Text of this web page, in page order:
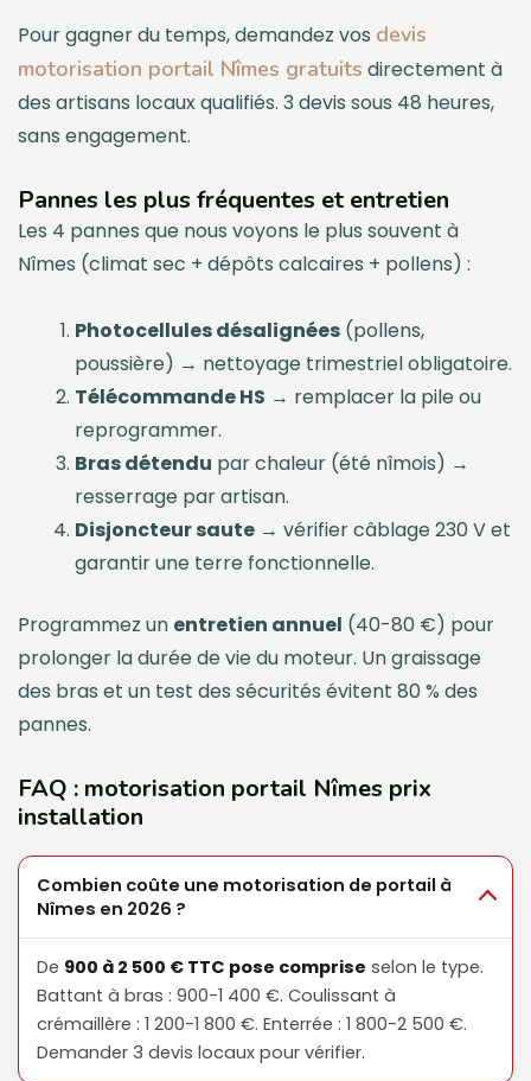
Pour gagner du temps, demandez vos devis
motorisation portail Nîmes gratuits directement à
des artisans locaux qualifiés. 3 devis sous 48 heures,
sans engagement.
Pannes les plus fréquentes et entretien
Les 4 pannes que nous voyons le plus souvent à
Nîmes (climat sec + dépôts calcaires + pollens) :
Photocellules désalignées (pollens,
poussière) → nettoyage trimestriel obligatoire.
Télécommande HS → remplacer la pile ou
reprogrammer.
Bras détendu par chaleur (été nîmois) →
resserrage par artisan.
Disjoncteur saute → vérifier câblage 230 V et
garantir une terre fonctionnelle.
Programmez un entretien annuel (40-80 €) pour
prolonger la durée de vie du moteur. Un graissage
des bras et un test des sécurités évitent 80 % des
pannes.
FAQ : motorisation portail Nîmes prix
installation
Combien coûte une motorisation de portail à
Nîmes en 2026 ?
De 900 à 2 500 € TTC pose comprise selon le type.
Battant à bras : 900-1 400 €. Coulissant à
crémaillère : 1 200-1 800 €. Enterrée : 1 800-2 500 €.
Demander 3 devis locaux pour vérifier.